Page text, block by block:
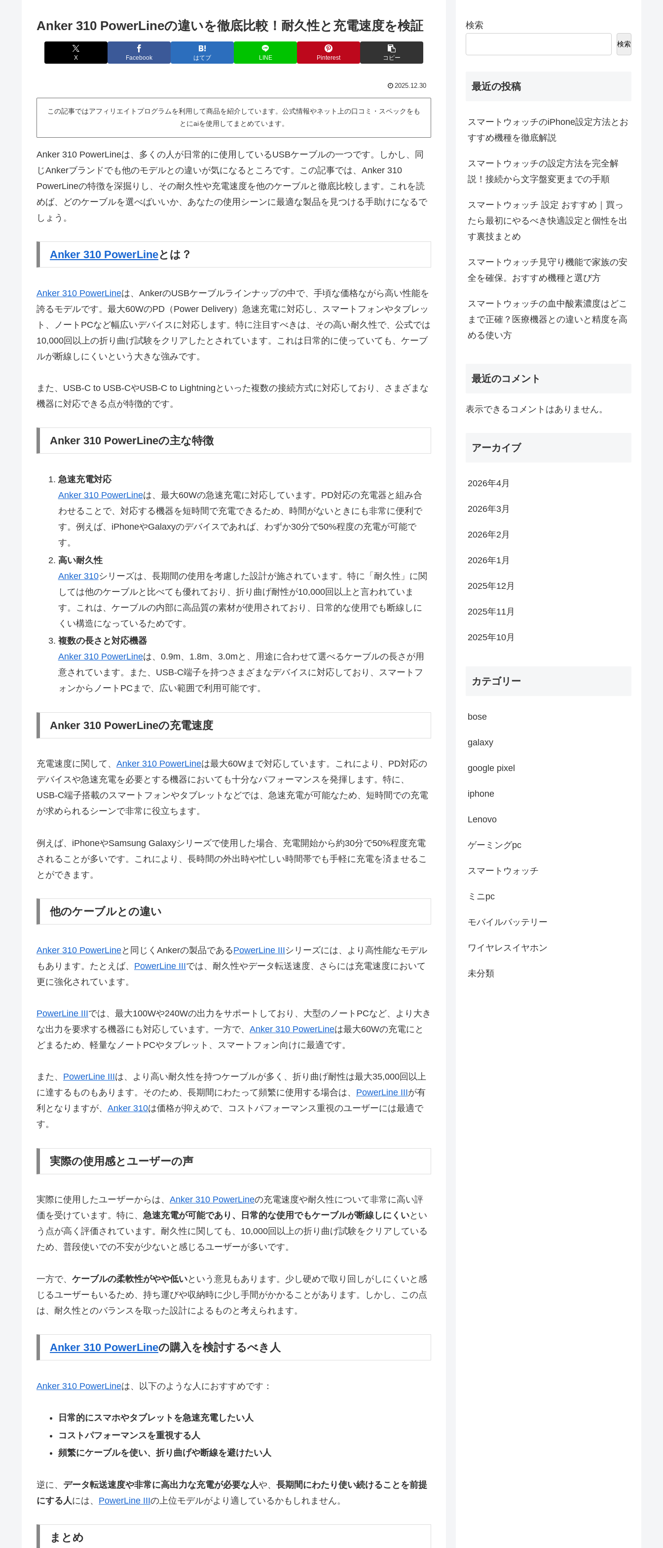
Anker 310 PowerLineの違いを徹底比較！耐久性と充電速度を検証
X Facebook はてブ LINE Pinterest コピー
2025.12.30
この記事ではアフィリエイトプログラムを利用して商品を紹介しています。公式情報やネット上の口コミ・スペックをも
とにaiを使用してまとめています。
Anker 310 PowerLineは、多くの人が日常的に使用しているUSBケーブルの一つです。しかし、同
じAnkerブランドでも他のモデルとの違いが気になるところです。この記事では、Anker 310
PowerLineの特徴を深掘りし、その耐久性や充電速度を他のケーブルと徹底比較します。これを読
めば、どのケーブルを選べばいいか、あなたの使用シーンに最適な製品を見つける手助けになるで
しょう。
Anker 310 PowerLineとは？
Anker 310 PowerLineは、AnkerのUSBケーブルラインナップの中で、手頃な価格ながら高い性能を
誇るモデルです。最大60WのPD（Power Delivery）急速充電に対応し、スマートフォンやタブレッ
ト、ノートPCなど幅広いデバイスに対応します。特に注目すべきは、その高い耐久性で、公式では
10,000回以上の折り曲げ試験をクリアしたとされています。これは日常的に使っていても、ケーブ
ルが断線しにくいという大きな強みです。
また、USB‑C to USB‑CやUSB‑C to Lightningといった複数の接続方式に対応しており、さまざまな
機器に対応できる点が特徴的です。
Anker 310 PowerLineの主な特徴
急速充電対応
Anker 310 PowerLineは、最大60Wの急速充電に対応しています。PD対応の充電器と組み合
わせることで、対応する機器を短時間で充電できるため、時間がないときにも非常に便利で
す。例えば、iPhoneやGalaxyのデバイスであれば、わずか30分で50%程度の充電が可能で
す。
高い耐久性
Anker 310シリーズは、長期間の使用を考慮した設計が施されています。特に「耐久性」に関
しては他のケーブルと比べても優れており、折り曲げ耐性が10,000回以上と言われていま
す。これは、ケーブルの内部に高品質の素材が使用されており、日常的な使用でも断線しに
くい構造になっているためです。
複数の長さと対応機器
Anker 310 PowerLineは、0.9m、1.8m、3.0mと、用途に合わせて選べるケーブルの長さが用
意されています。また、USB‑C端子を持つさまざまなデバイスに対応しており、スマートフ
ォンからノートPCまで、広い範囲で利用可能です。
Anker 310 PowerLineの充電速度
充電速度に関して、 Anker 310 PowerLineは最大60Wまで対応しています。これにより、PD対応の
デバイスや急速充電を必要とする機器においても十分なパフォーマンスを発揮します。特に、
USB‑C端子搭載のスマートフォンやタブレットなどでは、急速充電が可能なため、短時間での充電
が求められるシーンで非常に役立ちます。
例えば、iPhoneやSamsung Galaxyシリーズで使用した場合、充電開始から約30分で50%程度充電
されることが多いです。これにより、長時間の外出時や忙しい時間帯でも手軽に充電を済ませるこ
とができます。
他のケーブルとの違い
Anker 310 PowerLineと同じくAnkerの製品であるPowerLine IIIシリーズには、より高性能なモデル
もあります。たとえば、 PowerLine IIIでは、耐久性やデータ転送速度、さらには充電速度において
更に強化されています。
PowerLine IIIでは、最大100Wや240Wの出力をサポートしており、大型のノートPCなど、より大き
な出力を要求する機器にも対応しています。一方で、 Anker 310 PowerLineは最大60Wの充電にと
どまるため、軽量なノートPCやタブレット、スマートフォン向けに最適です。
また、 PowerLine IIIは、より高い耐久性を持つケーブルが多く、折り曲げ耐性は最大35,000回以上
に達するものもあります。そのため、長期間にわたって頻繁に使用する場合は、 PowerLine IIIが有
利となりますが、 Anker 310は価格が抑えめで、コストパフォーマンス重視のユーザーには最適で
す。
実際の使用感とユーザーの声
実際に使用したユーザーからは、 Anker 310 PowerLineの充電速度や耐久性について非常に高い評
価を受けています。特に、 急速充電が可能であり、日常的な使用でもケーブルが断線しにくいとい
う点が高く評価されています。耐久性に関しても、10,000回以上の折り曲げ試験をクリアしている
ため、普段使いでの不安が少ないと感じるユーザーが多いです。
一方で、 ケーブルの柔軟性がやや低いという意見もあります。少し硬めで取り回しがしにくいと感
じるユーザーもいるため、持ち運びや収納時に少し手間がかかることがあります。しかし、この点
は、耐久性とのバランスを取った設計によるものと考えられます。
Anker 310 PowerLineの購入を検討するべき人
Anker 310 PowerLineは、以下のような人におすすめです：
日常的にスマホやタブレットを急速充電したい人
コストパフォーマンスを重視する人
頻繁にケーブルを使い、折り曲げや断線を避けたい人
逆に、 データ転送速度や非常に高出力な充電が必要な人や、 長期間にわたり使い続けることを前提
にする人には、 PowerLine IIIの上位モデルがより適しているかもしれません。
まとめ
検索
検索
最近の投稿
スマートウォッチのiPhone設定方法とお
すすめ機種を徹底解説
スマートウォッチの設定方法を完全解
説！接続から文字盤変更までの手順
スマートウォッチ 設定 おすすめ｜買っ
たら最初にやるべき快適設定と個性を出
す裏技まとめ
スマートウォッチ見守り機能で家族の安
全を確保。おすすめ機種と選び方
スマートウォッチの血中酸素濃度はどこ
まで正確？医療機器との違いと精度を高
める使い方
最近のコメント
表示できるコメントはありません。
アーカイブ
2026年4月
2026年3月
2026年2月
2026年1月
2025年12月
2025年11月
2025年10月
カテゴリー
bose
galaxy
google pixel
iphone
Lenovo
ゲーミングpc
スマートウォッチ
ミニpc
モバイルバッテリー
ワイヤレスイヤホン
未分類